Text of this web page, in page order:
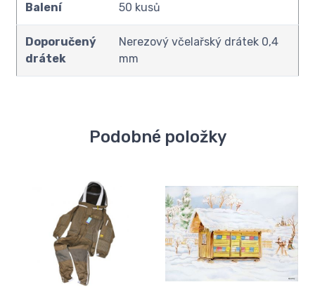
Balení 50 kusů
Doporučený
drátek
Nerezový včelařský drátek 0,4
mm
Podobné položky